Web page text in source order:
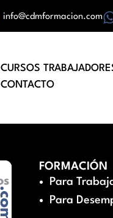
info@cdmformacion.com
CURSOS
CONTACTO
FORMACIÓN
Para
Para